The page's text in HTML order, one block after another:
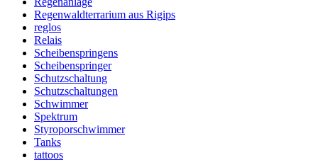
Regenwaldterrarium aus Rigips
reglos
Relais
Scheibenspringens
Scheibenspringer
Schutzschaltung
Schutzschaltungen
Schwimmer
Spektrum
Styroporschwimmer
Tanks
tattoos